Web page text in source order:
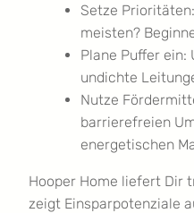
Setze
meisten?
Plane Puffer ein:
undichte
Nutze
barrierefreien
energetischen
Hooper Home liefert Dir
zeigt Einsparpotenziale